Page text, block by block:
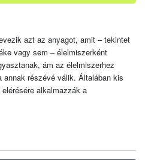
azt az anyagot, amit – tekintet
vagy sem – élelmiszerként
ám az élelmiszerhez
annak részévé válik. Általában kis
alkalmazzák a